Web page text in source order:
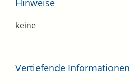
Hinweise
keine
Vertiefende Informationen